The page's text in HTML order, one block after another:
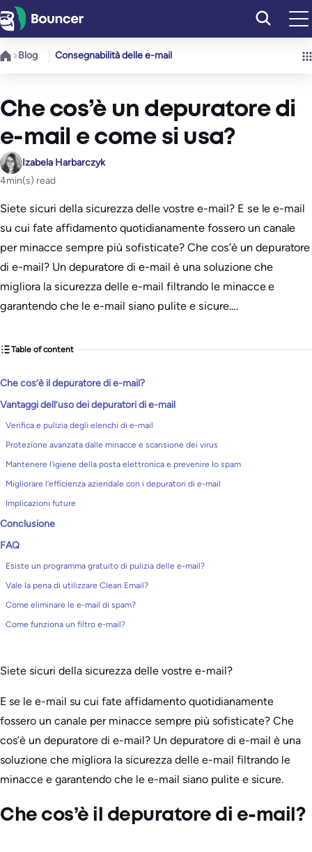
Vai
al
contenuto
Blog Consegnabilità delle e-mail
Che cos’è un depuratore di
e-mail e come si usa?
Izabela Harbarczyk
4min(s) read
Siete sicuri della sicurezza delle vostre e-mail? E se le e-mail
su cui fate affidamento quotidianamente fossero un canale
per minacce sempre più sofisticate? Che cos’è un depuratore
di e-mail? Un depuratore di e-mail è una soluzione che
migliora la sicurezza delle e-mail filtrando le minacce e
garantendo che le e-mail siano pulite e sicure.…
Table of content
Che cos’è il depuratore di e-mail?
Vantaggi dell’uso dei depuratori di e-mail
Verifica e pulizia degli elenchi di e-mail
Protezione avanzata dalle minacce e scansione dei virus
Mantenere l’igiene della posta elettronica e prevenire lo spam
Migliorare l’efficienza aziendale con i depuratori di e-mail
Implicazioni future
Conclusione
FAQ
Esiste un programma gratuito di pulizia delle e-mail?
Vale la pena di utilizzare Clean Email?
Come eliminare le e-mail di spam?
Come funziona un filtro e-mail?
Siete sicuri della sicurezza delle vostre e-mail?
E se le e-mail su cui fate affidamento quotidianamente
fossero un canale per minacce sempre più sofisticate? Che
cos’è un depuratore di e-mail? Un depuratore di e-mail è una
soluzione che migliora la sicurezza delle e-mail filtrando le
minacce e garantendo che le e-mail siano pulite e sicure.
Che cos’è il depuratore di e-mail?